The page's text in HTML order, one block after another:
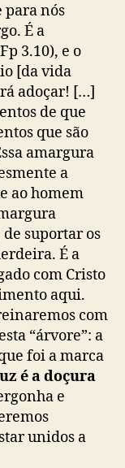
para nós
É a
Fp 3.10), e o
[da vida
rá adoçar! […]
de que
que são
sa amargura
a
ao homem
suportar os
É a
o com Cristo
aqui.
com
“árvore”: a
foi a marca
é a doçura
e
remos
unidos a